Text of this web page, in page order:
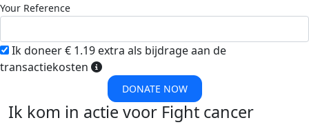
Your Reference
Ik doneer € 1.19 extra als bijdrage aan de
transactiekosten
DONATE NOW
Ik kom in actie voor Fight cancer